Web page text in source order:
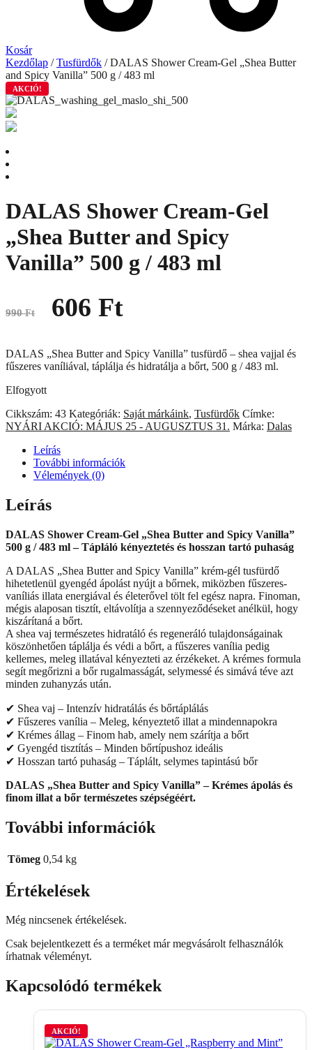
Kosár
Kezdőlap /Tusfürdők / DALAS Shower Cream-Gel „Shea Butter
and Spicy Vanilla” 500 g / 483 ml
AKCIÓ!
DALAS Shower Cream-Gel
„Shea Butter and Spicy
Vanilla” 500 g / 483 ml
990Ft
Original
price
606 Ft
DALAS „Shea Butter and Spicy Vanilla” tusfürdő – shea vajjal és
fűszeres vaníliával, táplálja és hidratálja a bőrt, 500 g / 483 ml.
Elfogyott
Cikkszám: 43 Kategóriák: Saját márkáink, Tusfürdők Címke:
NYÁRI AKCIÓ: MÁJUS 25 - AUGUSZTUS 31. Márka: Dalas
Leírás
További információk
Vélemények (0)
Leírás
DALAS Shower Cream-Gel „Shea Butter and Spicy Vanilla”
500 g / 483 ml – Tápláló kényeztetés és hosszan tartó puhaság
A DALAS „Shea Butter and Spicy Vanilla” krém-gél tusfürdő
hihetetlenül gyengéd ápolást nyújt a bőrnek, miközben fűszeres-
vaníliás illata energiával és életerővel tölt fel egész napra. Finoman,
mégis alaposan tisztít, eltávolítja a szennyeződéseket anélkül, hogy
kiszárítaná a bőrt.
A shea vaj természetes hidratáló és regeneráló tulajdonságainak
köszönhetően táplálja és védi a bőrt, a fűszeres vanília pedig
kellemes, meleg illatával kényezteti az érzékeket. A krémes formula
segít megőrizni a bőr rugalmasságát, selymessé és simává téve azt
minden zuhanyzás után.
✔ Shea vaj – Intenzív hidratálás és bőrtáplálás
✔ Fűszeres vanília – Meleg, kényeztető illat a mindennapokra
✔ Krémes állag – Finom hab, amely nem szárítja a bőrt
✔ Gyengéd tisztítás – Minden bőrtípushoz ideális
✔ Hosszan tartó puhaság – Táplált, selymes tapintású bőr
DALAS „Shea Butter and Spicy Vanilla” – Krémes ápolás és
finom illat a bőr természetes szépségéért.
További információk
Tömeg 0,54 kg
Értékelések
Még nincsenek értékelések.
Csak bejelentkezett és a terméket már megvásárolt felhasználók
írhatnak véleményt.
Kapcsolódó termékek
AKCIÓ!